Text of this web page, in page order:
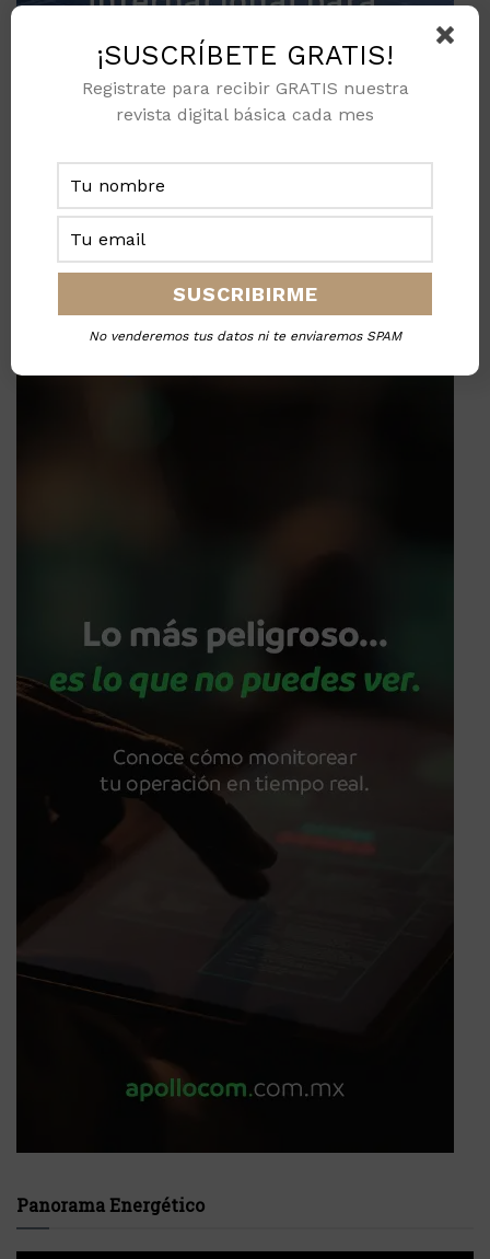
Panorama Energético
¡SUSCRÍBETE GRATIS!
Registrate para recibir GRATIS nuestra
revista digital básica cada mes
No venderemos tus datos ni te enviaremos SPAM